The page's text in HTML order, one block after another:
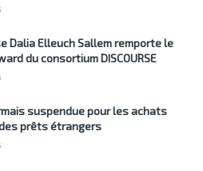
Dalia Elleuch Sallem remporte le
du consortium DISCOURSE
suspendue pour les achats
prêts étrangers